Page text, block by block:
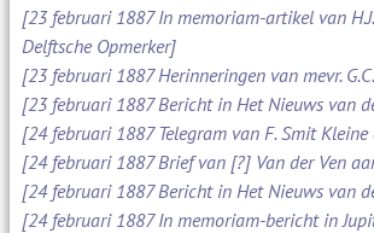
[23 februari 1887 In memoriam-artikel van
Delftsche Opmerker]
[23 februari 1887 Herinneringen van mevr.
[23 februari 1887 Bericht in Het Nieuws van
[24 februari 1887 Telegram van F. Smit
[24 februari 1887 Brief van [?] Van der Ven
[24 februari 1887 Bericht in Het Nieuws van
[24 februari 1887 In memoriam-bericht in